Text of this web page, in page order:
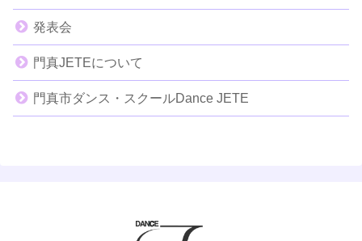
発表会
門真JETEについて
門真市ダンス・スクールDance JETE